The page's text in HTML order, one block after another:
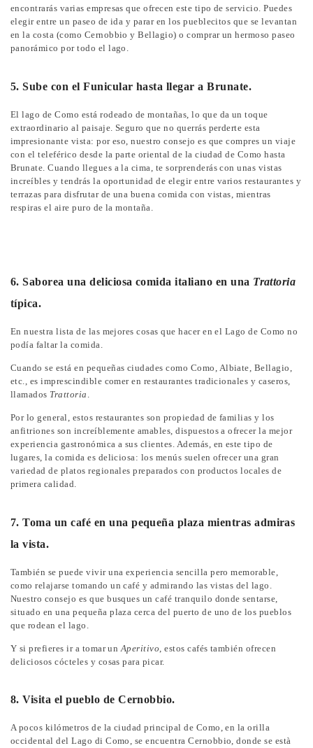
encontrarás varias empresas que ofrecen este tipo de servicio. Puedes
elegir entre un paseo de ida y parar en los pueblecitos que se levantan
en la costa (como Cernobbio y Bellagio) o comprar un hermoso paseo
panorámico por todo el lago.
5. Sube con el Funicular hasta llegar a Brunate.
El lago de Como está rodeado de montañas, lo que da un toque
extraordinario al paisaje. Seguro que no querrás perderte esta
impresionante vista: por eso, nuestro consejo es que compres un viaje
con el teleférico desde la parte oriental de la ciudad de Como hasta
Brunate. Cuando llegues a la cima, te sorprenderás con unas vistas
increíbles y tendrás la oportunidad de elegir entre varios restaurantes y
terrazas para disfrutar de una buena comida con vistas, mientras
respiras el aire puro de la montaña.
6. Saborea una deliciosa comida italiano en una Trattoria
típica.
En nuestra lista de las mejores cosas que hacer en el Lago de Como no
podía faltar la comida.
Cuando se está en pequeñas ciudades como Como, Albiate, Bellagio,
etc., es imprescindible comer en restaurantes tradicionales y caseros,
llamados Trattoria
Por lo general, estos restaurantes son propiedad de familias y los
anfitriones son increíblemente amables, dispuestos a ofrecer la mejor
experiencia gastronómica a sus clientes. Además, en este tipo de
lugares, la comida es deliciosa: los menús suelen ofrecer una gran
variedad de platos regionales preparados con productos locales de
primera calidad.
7. Toma un café en una pequeña plaza mientras admiras
la vista.
También se puede vivir una experiencia sencilla pero memorable,
como relajarse tomando un café y admirando las vistas del lago.
Nuestro consejo es que busques un café tranquilo donde sentarse,
situado en una pequeña plaza cerca del puerto de uno de los pueblos
que rodean el lago.
Y si prefieres ir a tomar un Aperitivo , estos cafés también ofrecen
deliciosos cócteles y cosas para picar.
8. Visita el pueblo de Cernobbio.
A pocos kilómetros de la ciudad principal de Como, en la orilla
occidental del Lago di Como, se encuentra Cernobbio, donde se està